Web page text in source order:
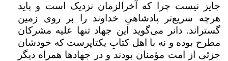
جایز نیست چرا که آخرالزمان نزدیک است و باید
هرچه سریع‌تر پادشاهیِ خداوند را بر روی زمین
گستراند. دانر می‌گوید این جهاد تنها علیه مشرکان
مطرح بوده و نه با اهل کتابِ یکتاپرست که خودشان
جزئی از امت مؤمنان بودند و در جهادها همراه دیگر